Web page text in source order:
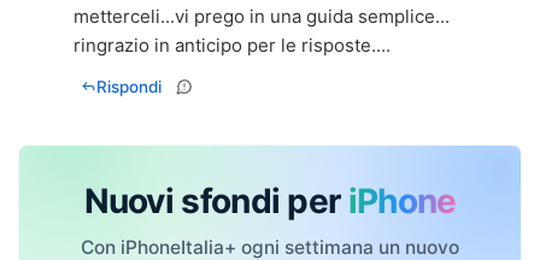
metterceli...vi prego in una guida semplice...
ringrazio in anticipo per le risposte....
Rispondi
Nuovi sfondi per iPhone
Con iPhoneItalia+ ogni settimana un nuovo